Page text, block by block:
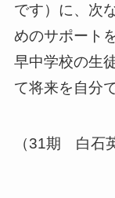
です）に、次
めのサポート
早中学校の生
て将来を自分
（31期 白石